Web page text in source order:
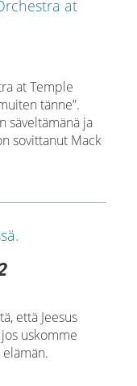
at Temple
tänne”.
säveltämänä ja
sovittanut Mack
että Jeesus
uskomme